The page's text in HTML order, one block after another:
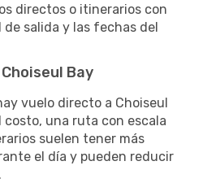
directos o itinerarios con
salida y las fechas del
Bay
vuelo directo a Choiseul
costo, una ruta con escala
suelen tener más
el día y pueden reducir